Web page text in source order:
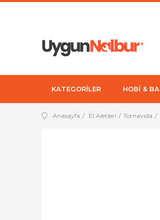
KATEGORİLER HOBİ &
Anasayfa El Aletleri Tornavida